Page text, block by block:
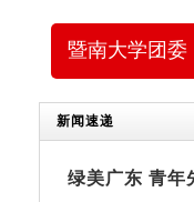
暨南大学团委
新闻速递
绿美广东 青年